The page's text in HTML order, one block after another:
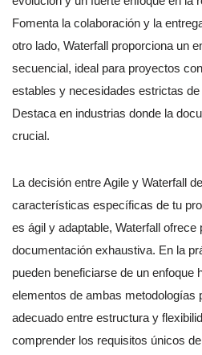
Fomenta la colaboración y la
otro lado, Waterfall proporciona un
secuencial, ideal para proyectos
estables y necesidades estrictas
Destaca en industrias donde la
crucial.
La decisión entre Agile y Waterfall
características específicas de tu
es ágil y adaptable, Waterfall ofrece
documentación exhaustiva. En la
pueden beneficiarse de un enfoque
elementos de ambas metodologías
adecuado entre estructura y
comprender los requisitos únicos